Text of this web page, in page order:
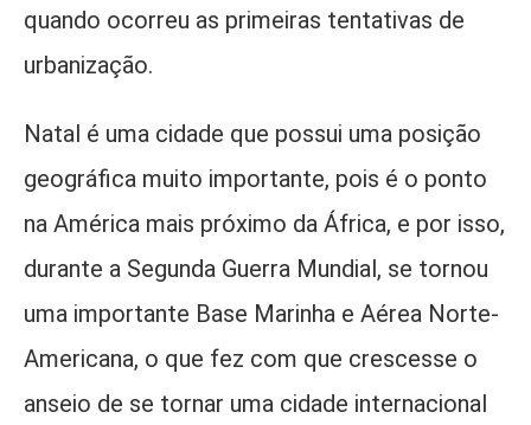
quando ocorreu as primeiras tentativas de
urbanização.
Natal é uma cidade que possui uma posição
geográfica muito importante, pois é o ponto
na América mais próximo da África, e por isso,
durante a Segunda Guerra Mundial, se tornou
uma importante Base Marinha e Aérea Norte-
Americana, o que fez com que crescesse o
anseio de se tornar uma cidade internacional